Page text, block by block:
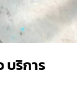
บริการ